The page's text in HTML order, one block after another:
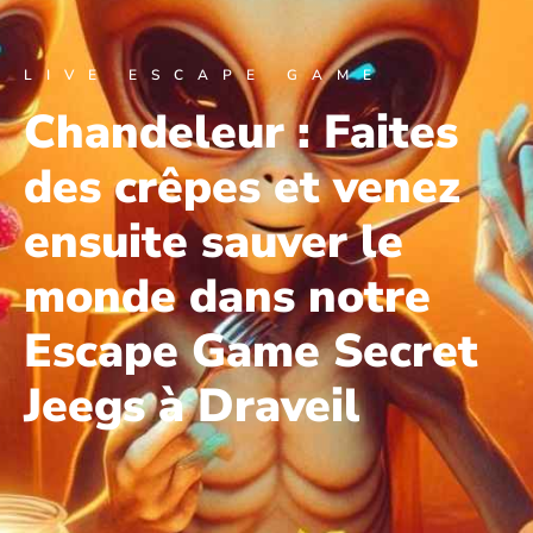
LIVE ESCAPE GAME
Chandeleur : Faites
des crêpes et venez
ensuite sauver le
monde dans notre
Escape Game Secret
Jeegs à Draveil